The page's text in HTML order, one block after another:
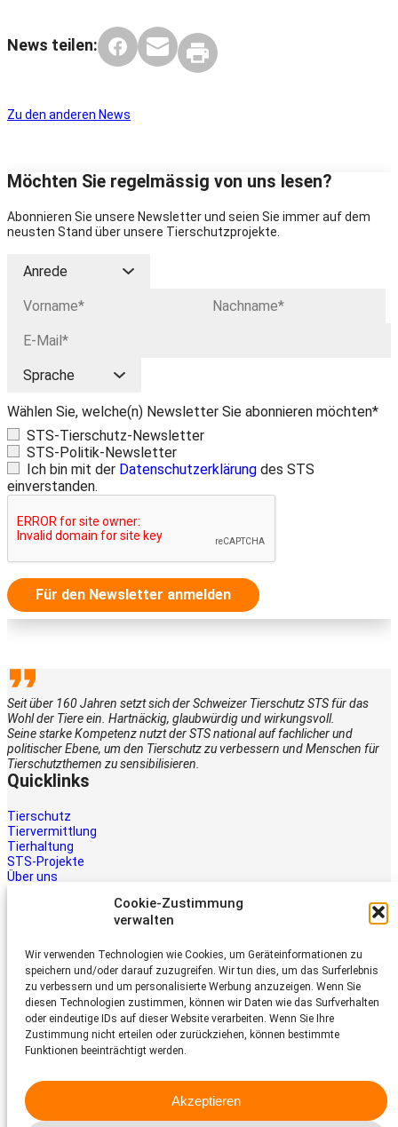
Cookie-Zustimmung
verwalten
Wir verwenden Technologien wie Cookies, um Geräteinformationen zu
speichern und/oder darauf zuzugreifen. Wir tun dies, um das Surferlebnis
zu verbessern und um personalisierte Werbung anzuzeigen. Wenn Sie
diesen Technologien zustimmen, können wir Daten wie das Surfverhalten
oder eindeutige IDs auf dieser Website verarbeiten. Wenn Sie Ihre
Zustimmung nicht erteilen oder zurückziehen, können bestimmte
Funktionen beeinträchtigt werden.
Akzeptieren
News teilen:
Zu den anderen News
Möchten Sie regelmässig von uns lesen?
Abonnieren Sie unsere Newsletter und seien Sie immer auf dem
neusten Stand über unsere Tierschutzprojekte.
Wählen Sie, welche(n) Newsletter Sie abonnieren möchten*
STS-Tierschutz-Newsletter
STS-Politik-Newsletter
Ich bin mit der Datenschutzerklärung des STS
einverstanden.
Für den Newsletter anmelden
Seit über 160 Jahren setzt sich der Schweizer Tierschutz STS für das
Wohl der Tiere ein. Hartnäckig, glaubwürdig und wirkungsvoll.
Seine starke Kompetenz nutzt der STS national auf fachlicher und
politischer Ebene, um den Tierschutz zu verbessern und Menschen für
Tierschutzthemen zu sensibilisieren.
Quicklinks
Tierschutz
Tiervermittlung
Tierhaltung
STS-Projekte
Über uns
Tiere brauchen Hilfe – auch Ihre.
Unterstützen Sie die Arbeit des
Schweizer Tierschutz STS.
Jetzt spenden
Schweizer Tierschutz STS
CH-4053 Basel